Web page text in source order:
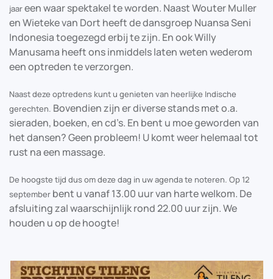
jaareen waar spektakel te worden. Naast Wouter Muller
en Wieteke van Dort heeft de dansgroep Nuansa Seni
Indonesia toegezegd erbij te zijn. En ook Willy
Manusama heeft ons inmiddels laten weten wederom
een optreden te verzorgen.
Naast deze optredens kunt u genieten van heerlijke Indische
gerechten. Bovendien zijn er diverse stands met o.a.
sieraden, boeken, en cd’s. En bent u moe geworden van
het dansen? Geen probleem! U komt weer helemaal tot
rust na een massage.
De hoogste tijd dus om deze dag in uw agenda te noteren. Op 12
september bent u vanaf 13.00 uur van harte welkom. De
afsluiting zal waarschijnlijk rond 22.00 uur zijn. We
houden u op de hoogte!